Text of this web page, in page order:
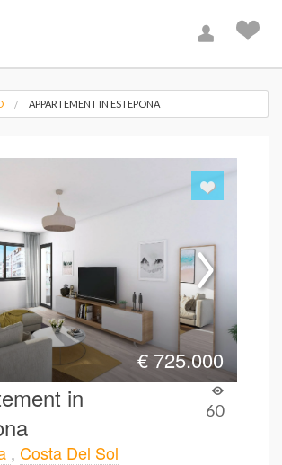
APPARTEMENT IN ESTEPONA
€ 725.000
in
60
, Costa Del Sol